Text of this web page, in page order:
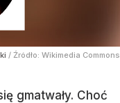
/ Źródło: Wikimedia Commons
gmatwały. Choć